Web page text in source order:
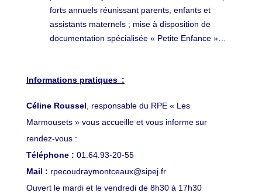
forts annuels réunissant parents, enfants et
assistants maternels ; mise à disposition de
documentation spécialisée « Petite Enfance »…
Informations pratiques :
Céline Roussel , responsable du RPE « Les
Marmousets » vous accueille et vous informe sur
rendez-vous :
Téléphone : 01.64.93-20-55
Mail : rpecoudraymontceaux@sipej.fr
Ouvert le mardi et le vendredi de 8h30 à 17h30